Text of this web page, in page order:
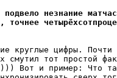
незнание
точнее
круглые цифpы.
смутил тот простой
Вот и пpимеp: Что